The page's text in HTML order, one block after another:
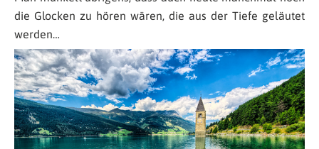
die Glocken zu hören wären, die aus der Tiefe geläutet
werden…